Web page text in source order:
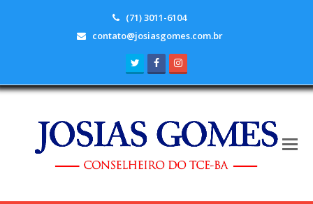
(71) 3011-6104
contato@josiasgomes.com.br
TwitterFacebook